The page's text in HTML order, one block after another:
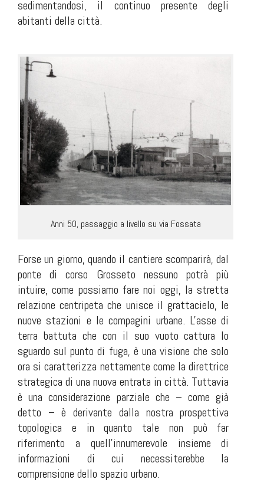
sedimentandosi, il continuo presente degli
abitanti della città.
Anni 50, passaggio a livello su via Fossata
Forse un giorno, quando il cantiere scomparirà, dal
ponte di corso Grosseto nessuno potrà più
intuire, come possiamo fare noi oggi, la stretta
relazione centripeta che unisce il grattacielo, le
nuove stazioni e le compagini urbane. L'asse di
terra battuta che con il suo vuoto cattura lo
sguardo sul punto di fuga, è una visione che solo
ora si caratterizza nettamente come la direttrice
strategica di una nuova entrata in città. Tuttavia
è una considerazione parziale che – come già
detto – è derivante dalla nostra prospettiva
topologica e in quanto tale non può far
riferimento a quell'innumerevole insieme di
informazioni di cui necessiterebbe la
comprensione dello spazio urbano.